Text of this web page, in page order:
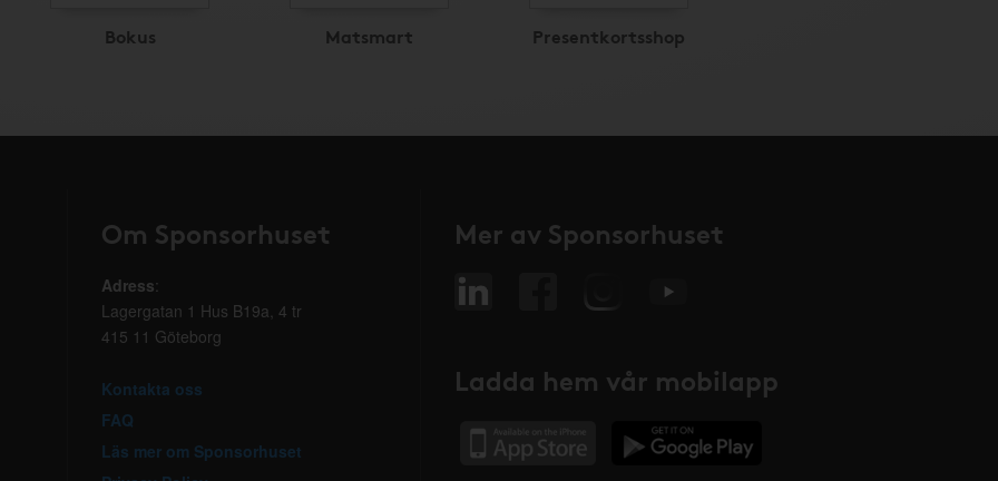
Bokus Matsmart Presentkortsshop
Om Sponsorhuset
Adress:
Lagergatan 1 Hus B19a, 4 tr
415 11 Göteborg
Kontakta oss
FAQ
Läs mer om Sponsorhuset
Mer av Sponsorhuset
Ladda hem vår mobilapp